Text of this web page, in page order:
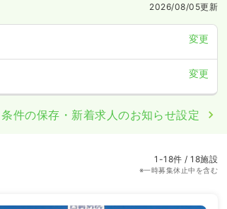
2026/08/05更新
変更
変更
条件の保存・新着求人のお知らせ設定
1-18件 / 18施設
※一時募集休止中を含む